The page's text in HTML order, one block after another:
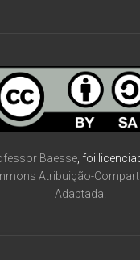
Baesse, foi
Atribuição-
Adaptada